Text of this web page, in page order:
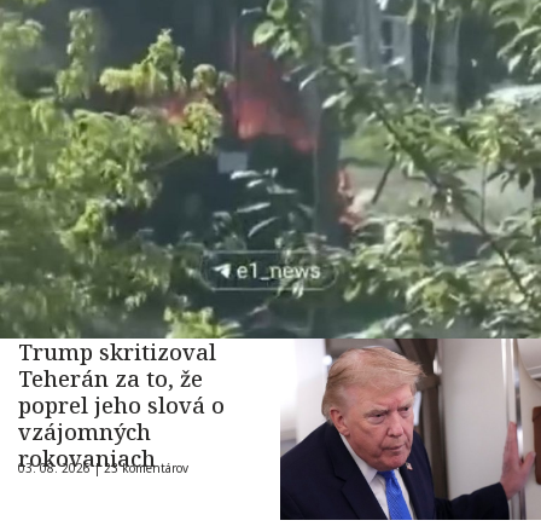
Trump skritizoval
Teherán za to, že
poprel jeho slová o
vzájomných
rokovaniach
03. 08. 2026 |23 komentárov